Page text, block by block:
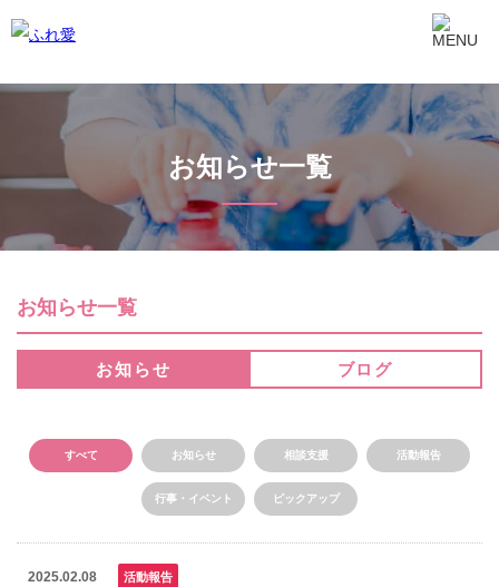
お知らせ一覧
お知らせ一覧
お知らせ ブログ
すべて お知らせ 相談支援 活動報告
行事・イベント ピックアップ
2025.02.08 活動報告